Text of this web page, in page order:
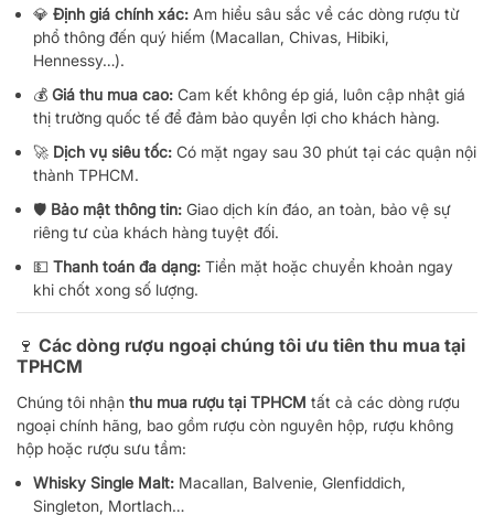
💎 Định giá chính xác: Am hiểu sâu sắc về các dòng rượu từ
phổ thông đến quý hiếm (Macallan, Chivas, Hibiki,
Hennessy…).
💰 Giá thu mua cao: Cam kết không ép giá, luôn cập nhật giá
thị trường quốc tế để đảm bảo quyền lợi cho khách hàng.
🚀 Dịch vụ siêu tốc: Có mặt ngay sau 30 phút tại các quận nội
thành TPHCM.
🛡️ Bảo mật thông tin: Giao dịch kín đáo, an toàn, bảo vệ sự
riêng tư của khách hàng tuyệt đối.
💵 Thanh toán đa dạng: Tiền mặt hoặc chuyển khoản ngay
khi chốt xong số lượng.
🍷 Các dòng rượu ngoại chúng tôi ưu tiên thu mua tại
TPHCM
Chúng tôi nhận thu mua rượu tại TPHCM tất cả các dòng rượu
ngoại chính hãng, bao gồm rượu còn nguyên hộp, rượu không
hộp hoặc rượu sưu tầm:
Whisky Single Malt: Macallan, Balvenie, Glenfiddich,
Singleton, Mortlach…